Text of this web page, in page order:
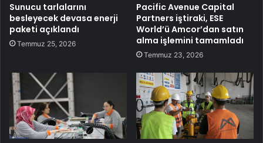
Sunucu tarlalarını
besleyecek devasa enerji
paketi açıklandı
Temmuz 25, 2026
Pacific Avenue Capital
Partners iştiraki, ESE
World’ü Amcor’dan satın
alma işlemini tamamladı
Temmuz 23, 2026